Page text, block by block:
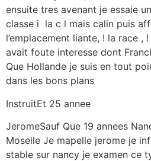
ensuite tres avenant je essaie
classe i la c l mais calin puis
l’emplacement liante, ! la race ,
avait foute interesse dont
Que Hollande je suis en tout
dans les bons plans
InstruitEt 25 annee
JeromeSauf Que 19 annees
Moselle Je mapelle jerome je
stable sur nancy je examen ce